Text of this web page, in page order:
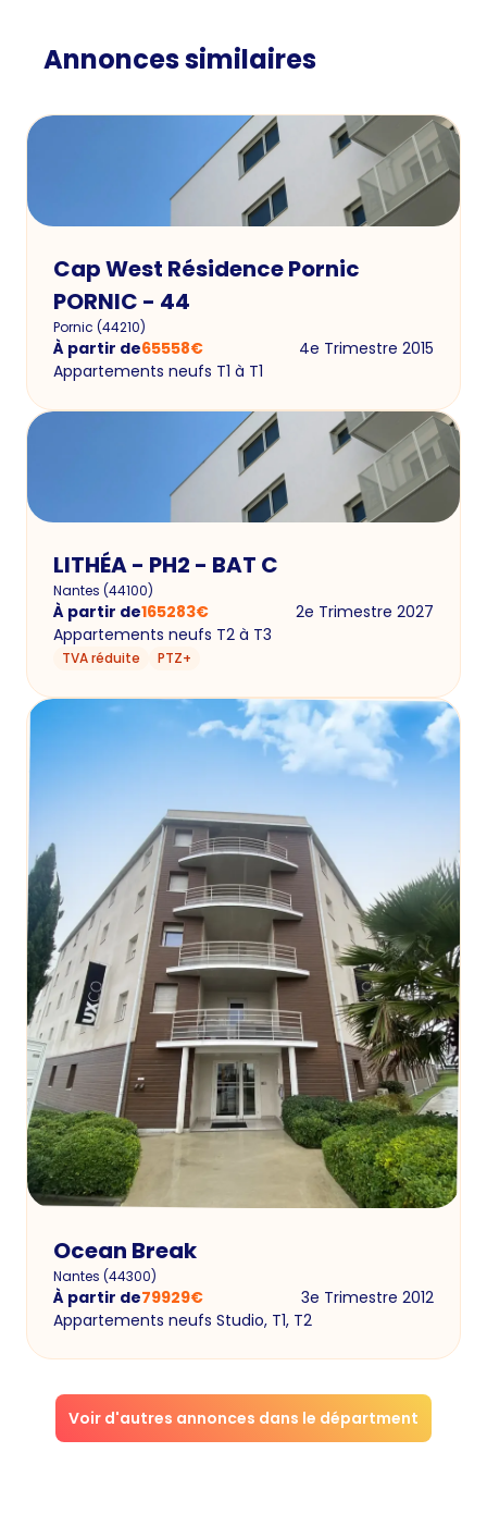
Annonces similaires
Cap West Résidence Pornic
PORNIC - 44
Pornic (44210)
À partir de65558€
4e Trimestre 2015
Appartements neufs T1 à T1
LITHÉA - PH2 - BAT C
Nantes (44100)
À partir de165283€
2e Trimestre 2027
Appartements neufs T2 à T3
TVA réduite PTZ+
Ocean Break
Nantes (44300)
À partir de79929€
3e Trimestre 2012
Appartements neufs Studio, T1, T2
Voir d'autres annonces dans le départment